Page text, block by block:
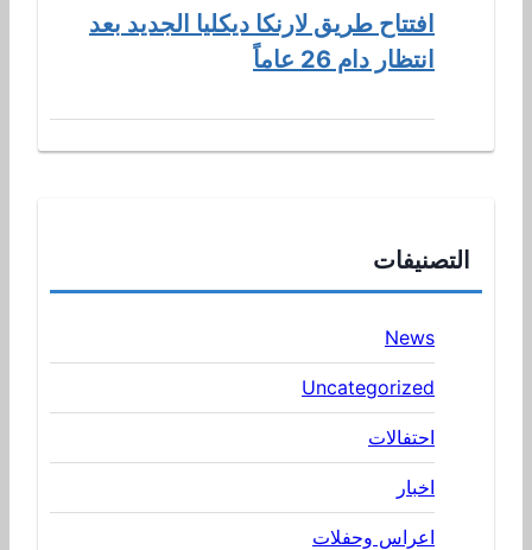
افتتاح طريق لارنكا ديكليا الجديد بعد
انتظار دام 26 عاماً
التصنيفات
News
Uncategorized
احتفالات
اخبار
اعراس وحفلات